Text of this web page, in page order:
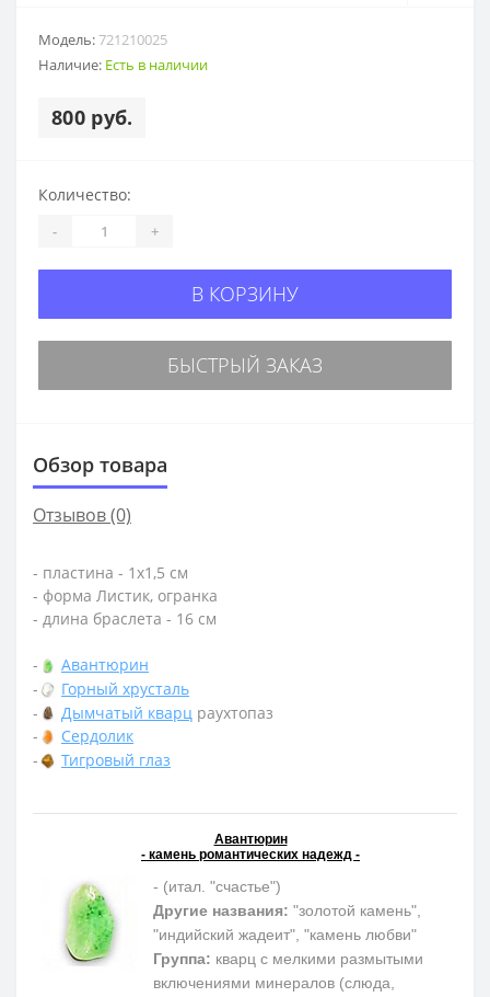
Модель:721210025
Наличие: Есть в наличии
800 руб.
Количество:
- +
В КОРЗИНУ
БЫСТРЫЙ ЗАКАЗ
Обзор товара
Отзывов (0)
- пластина - 1х1,5 см
- форма Листик, огранка
- длина браслета - 16 см
-
Авантюрин
-
Горный хрусталь
-
Дымчатый кварц раухтопаз
-
Сердолик
-
Тигровый глаз
Авантюрин
- камень романтических надежд -
- (итал. "счастье")
Другие названия: "золотой камень",
"индийский жадеит", "камень любви"
Группа: кварц с мелкими размытыми
включениями минералов (слюда,